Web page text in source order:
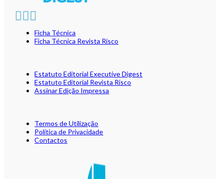
Ficha Técnica
Ficha Técnica Revista Risco
Estatuto Editorial Executive Digest
Estatuto Editorial Revista Risco
Assinar Edição Impressa
Termos de Utilização
Política de Privacidade
Contactos